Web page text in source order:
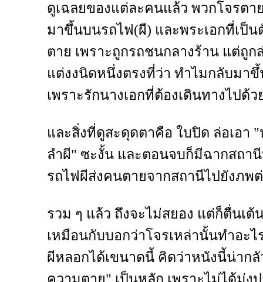
ดูเฉลยของแต่ละคนแล้ว พวกโจรต
มาขึ้นบนรถไฟ(ผี) และพระเอกที่เป็น
ตาย เพราะถูกรถชนกลางร้าน แต่ถู
แต่งงนิดหนึ่งตรงที่ว่า ทำไมกลับมาขึ้
เพราะรักนางเอกที่ต้องเดินทางไปด้
และสิ่งที่ดูสะดุดตาคือ ใบปิด ล่อเอา
ลำผี" ซะงั้น และตอนจบก็มีฉากสถา
รถไฟผีส่งคนตายจากสถานีไปยังภพ
รวม ๆ แล้ว ถึงจะไม่สยอง แต่ก็ตื่นเต้
เหมือนกับบอกว่าโจรเหล่านั้นทำอะไ
ผีหลอกได้เขนาดนี้ คิดว่าหนังนี้น่าก